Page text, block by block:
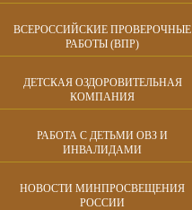
ВСЕРОССИЙСКИЕ ПРОВЕРОЧНЫЕ
РАБОТЫ (ВПР)
ДЕТСКАЯ ОЗДОРОВИТЕЛЬНАЯ
КОМПАНИЯ
РАБОТА С ДЕТЬМИ ОВЗ И
ИНВАЛИДАМИ
НОВОСТИ МИНПРОСВЕЩЕНИЯ
РОССИИ